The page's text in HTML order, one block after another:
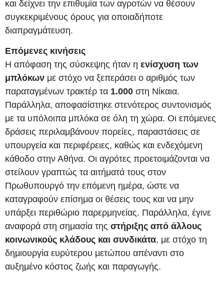
και δείχνει την επιθυμία των αγροτών να θέσουν
συγκεκριμένους όρους για οποιαδήποτε
διαπραγμάτευση.
Επόμενες κινήσεις
Η απόφαση της σύσκεψης ήταν η ενίσχυση των
μπλόκων με στόχο να ξεπεράσει ο αριθμός των
παραταγμένων τρακτέρ τα 1.000 στη Νίκαια.
Παράλληλα, αποφασίστηκε στενότερος συντονισμός
με τα υπόλοιπα μπλόκα σε όλη τη χώρα. Οι επόμενες
δράσεις περιλαμβάνουν πορείες, παραστάσεις σε
υπουργεία και περιφέρειες, καθώς και ενδεχόμενη
κάθοδο στην Αθήνα. Οι αγρότες προετοιμάζονται να
στείλουν γραπτώς τα αιτήματά τους στον
Πρωθυπουργό την επόμενη ημέρα, ώστε να
καταγραφούν επίσημα οι θέσεις τους και να μην
υπάρξει περιθώριο παρερμηνείας. Παράλληλα, έγινε
αναφορά στη σημασία της στήριξης από άλλους
κοινωνικούς κλάδους και συνδικάτα, με στόχο τη
δημιουργία ευρύτερου μετώπου απέναντι στο
αυξημένο κόστος ζωής και παραγωγής.